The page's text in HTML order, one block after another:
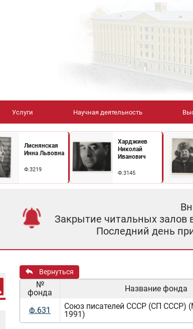
Услуги Научная деятельность
Лиснянская
Инна Львовна
Ф.3219
Харджиев
Николай
Иванович
Ф.3145
Закрытие читальных залов
Последний день
Вернуться
№
фонда
Название фонда
ф.631
Союз писателей СССР (СП СССР)
1991)